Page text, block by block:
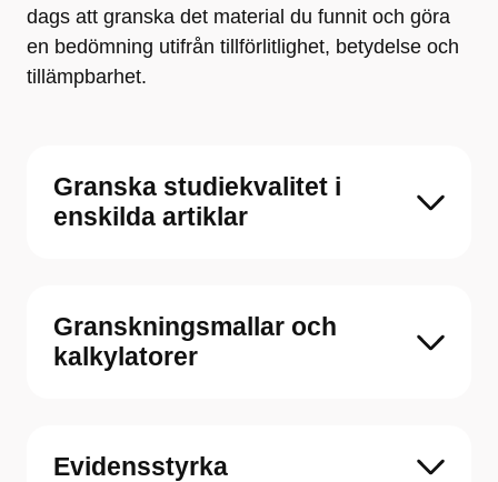
dags att granska det material du funnit och göra
en bedömning utifrån tillförlitlighet, betydelse och
tillämpbarhet.
Granska studiekvalitet i
enskilda artiklar
Granskningsmallar och
kalkylatorer
Evidensstyrka